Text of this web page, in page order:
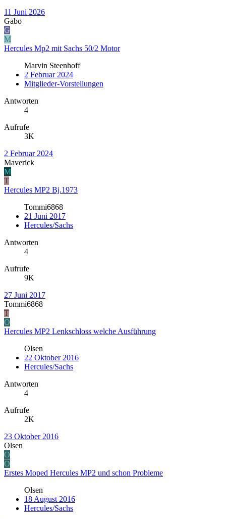
11 Juni 2026
Gabo
G
M
Hercules Mp2 mit Sachs 50/2 Motor
Marvin Steenhoff
2 Februar 2024
Mitglieder-Vorstellungen
Antworten
4
Aufrufe
3K
2 Februar 2024
Maverick
M
T
Hercules MP2 Bj.1973
Tommi6868
21 Juni 2017
Hercules/Sachs
Antworten
4
Aufrufe
9K
27 Juni 2017
Tommi6868
T
O
Hercules MP2 Lenkschloss welche Ausführung
Olsen
22 Oktober 2016
Hercules/Sachs
Antworten
4
Aufrufe
2K
23 Oktober 2016
Olsen
O
O
Erstes Moped Hercules MP2 und schon Probleme
Olsen
18 August 2016
Hercules/Sachs